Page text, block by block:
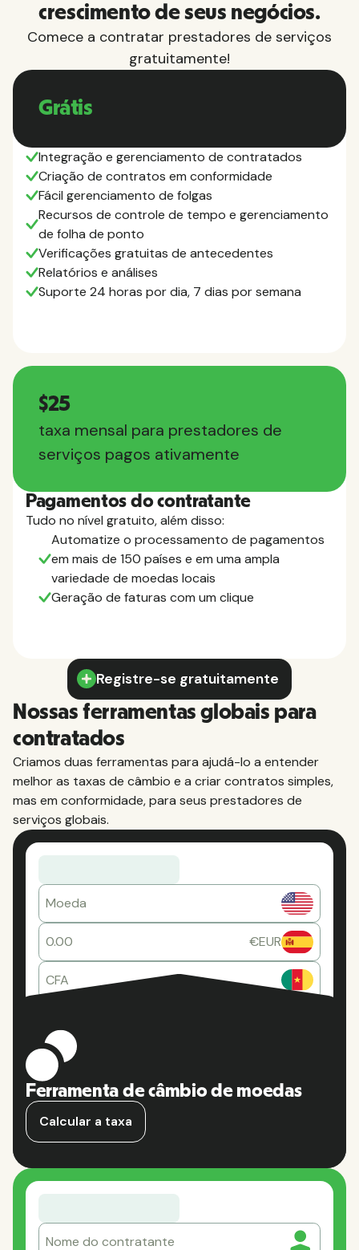
crescimento de seus negócios.
Comece a contratar prestadores de serviços
gratuitamente!
Grátis
Integração e gerenciamento de contratados
Criação de contratos em conformidade
Fácil gerenciamento de folgas
Recursos de controle de tempo e gerenciamento
de folha de ponto
Verificações gratuitas de antecedentes
Relatórios e análises
Suporte 24 horas por dia, 7 dias por semana
$25
taxa mensal para prestadores de
serviços pagos ativamente
Pagamentos do contratante
Tudo no nível gratuito, além disso:
Automatize o processamento de pagamentos
em mais de 150 países e em uma ampla
variedade de moedas locais
Geração de faturas com um clique
Registre-se gratuitamente
Nossas ferramentas globais para
contratados
Criamos duas ferramentas para ajudá-lo a entender
melhor as taxas de câmbio e a criar contratos simples,
mas em conformidade, para seus prestadores de
serviços globais.
Moeda
0.00 €EUR
CFA
Ferramenta de câmbio de moedas
Calcular a taxa
Nome do contratante